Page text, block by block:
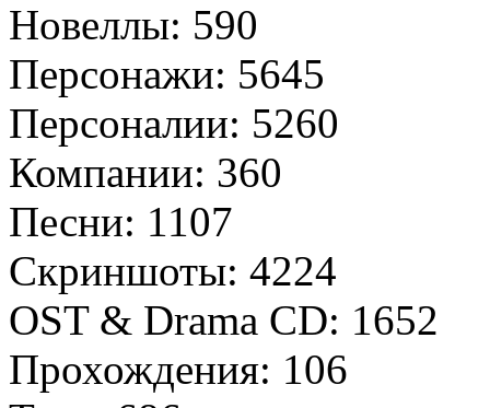
Новеллы: 590
Персонажи: 5645
Персоналии: 5260
Компании: 360
Песни: 1107
Скриншоты: 4224
OST & Drama CD: 1652
Прохождения: 106